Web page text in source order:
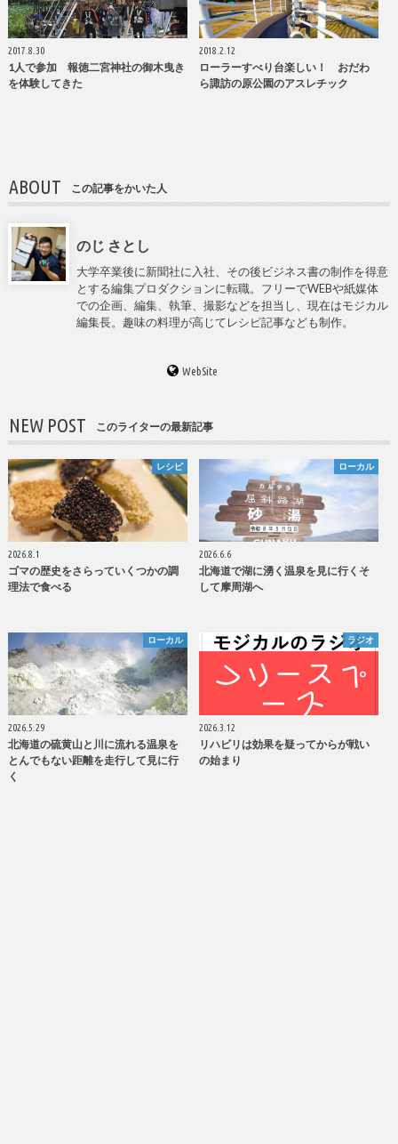
2017.8.30
1人で参加 報徳二宮神社の御木曳き
を体験してきた
2018.2.12
ローラーすべり台楽しい！ おだわ
ら諏訪の原公園のアスレチック
ABOUT この記事をかいた人
のじ さとし
大学卒業後に新聞社に入社、その後ビジネス書の制作を得意
とする編集プロダクションに転職。フリーでWEBや紙媒体
での企画、編集、執筆、撮影などを担当し、現在はモジカル
編集長。趣味の料理が高じてレシピ記事なども制作。
WebSite
NEW POST このライターの最新記事
レシピ
2026.8.1
ゴマの歴史をさらっていくつかの調
理法で食べる
ローカル
2026.6.6
北海道で湖に湧く温泉を見に行くそ
して摩周湖へ
ローカル
2026.5.29
北海道の硫黄山と川に流れる温泉を
とんでもない距離を走行して見に行
く
ラジオ
2026.3.12
リハビリは効果を疑ってからが戦い
の始まり